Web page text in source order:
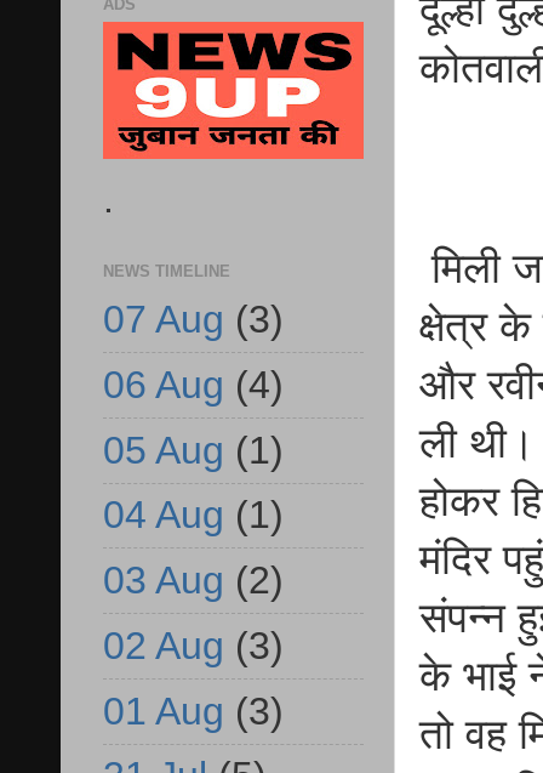
दूल्हा
मिली
क्षेत्र
और
ली
होकर
मंदिर
संपन्न
के भाई
तो वह
ADS
.
NEWS TIMELINE
07 Aug (3)
06 Aug (4)
05 Aug (1)
04 Aug (1)
03 Aug (2)
02 Aug (3)
01 Aug (3)